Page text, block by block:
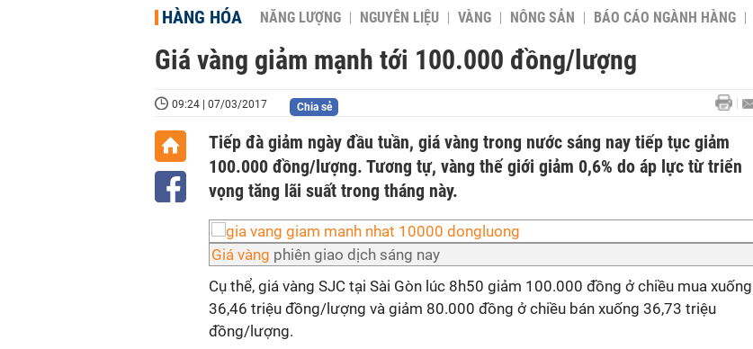
HÀNG HÓA NĂNG LƯỢNG NGUYÊN LIỆU VÀNG NÔNG SẢN BÁO CÁO NGÀNH HÀNG
Giá vàng giảm mạnh tới 100.000 đồng/lượng
09:24 | 07/03/2017 Chia sẻ
Tiếp đà giảm ngày đầu tuần, giá vàng trong nước sáng nay tiếp tục giảm
100.000 đồng/lượng. Tương tự, vàng thế giới giảm 0,6% do áp lực từ triển
vọng tăng lãi suất trong tháng này.
Giá vàng phiên giao dịch sáng nay
Cụ thể, giá vàng SJC tại Sài Gòn lúc 8h50 giảm 100.000 đồng ở chiều mua xuống
36,46 triệu đồng/lượng và giảm 80.000 đồng ở chiều bán xuống 36,73 triệu
đồng/lượng.